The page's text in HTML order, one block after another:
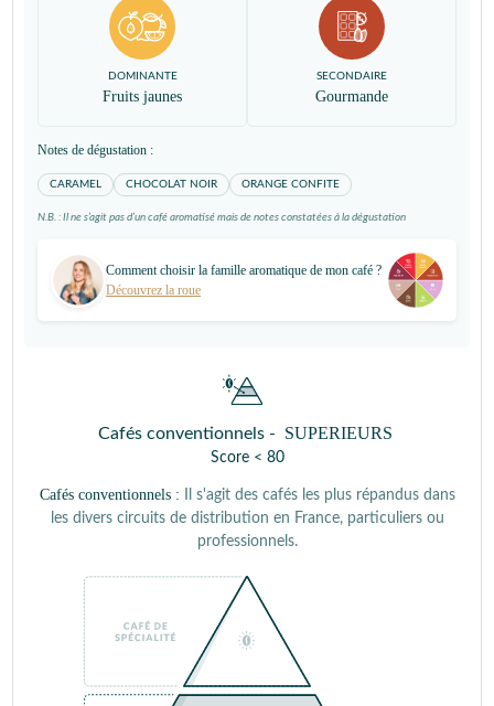
DOMINANTE
Fruits jaunes
SECONDAIRE
Gourmande
Notes de dégustation :
CARAMEL CHOCOLAT NOIR ORANGE CONFITE
N.B. : Il ne s’agit pas d’un café aromatisé mais de notes constatées à la dégustation
Comment choisir la famille aromatique de mon café ?
Découvrez la roue
Cafés conventionnels - SUPERIEURS
Score < 80
Cafés conventionnels : Il s'agit des cafés les plus répandus dans
les divers circuits de distribution en France, particuliers ou
professionnels.